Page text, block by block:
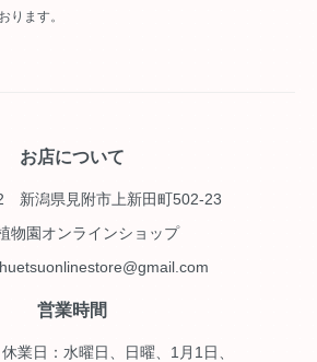
ります。
お店について
新潟県見附市上新田町502-23
物園オンラインショップ
営業時間
業日：水曜日、日曜、1月1日、